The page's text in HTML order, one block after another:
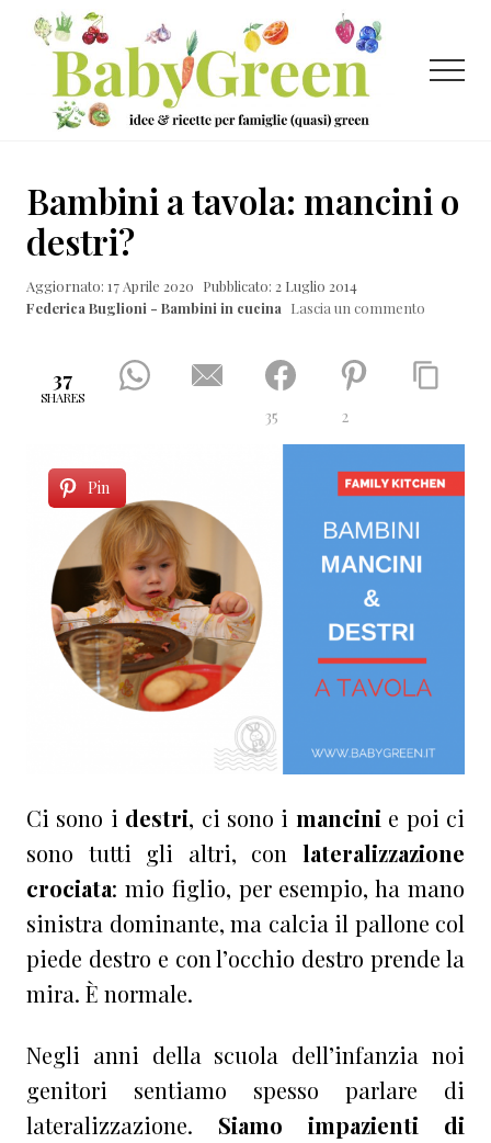
Menu
Passa
contenuto
principale
Passa
laterale
primaria
Passa
ricette
per
famiglie
Menu
Bambini a tavola: mancini o
destri?
Aggiornato: 17 Aprile 2020 Pubblicato: 2 Luglio 2014
Federica Buglioni - Bambini in cucina Lascia un commento
37
SHARES
35 2
Pin
Ci sono i destri, ci sono i mancini e poi ci
sono tutti gli altri, con lateralizzazione
crociata: mio figlio, per esempio, ha mano
sinistra dominante, ma calcia il pallone col
piede destro e con l’occhio destro prende la
mira. È normale.
Negli anni della scuola dell’infanzia noi
genitori sentiamo spesso parlare di
lateralizzazione. Siamo impazienti di